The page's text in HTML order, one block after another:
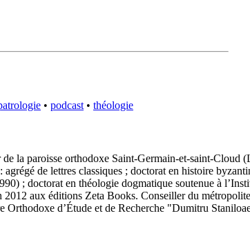
• podcast • théologie
la paroisse orthodoxe Saint-Germain-et-saint-Cloud
de lettres classiques ; doctorat en histoire
; doctorat en théologie dogmatique soutenue à
aux éditions Zeta Books. Conseiller du
Orthodoxe d’Étude et de Recherche "Dumitru